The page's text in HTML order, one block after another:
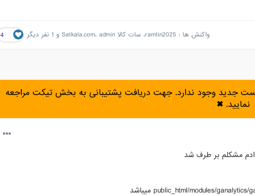
واکنش ها : ramtin2025، سات کالا Satkala.com ، admin و 1 نفر دیگر 4
جدید وجود ندارد. جهت دریافت پشتیبانی به بخش تیکت مراجعه
نمایید. ✖
مشکلم بر طرف شد